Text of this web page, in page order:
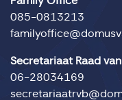
085-0813213
Secretariaat Raad
06-28034169